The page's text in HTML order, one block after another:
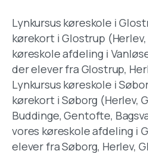
Lynkursus køreskole i
kørekort i Glostrup
køreskole afdeling i
der elever fra Glostrup,
Lynkursus køreskole i
kørekort i Søborg (Herlev,
Buddinge, Gentofte,
vores køreskole afdeling i
elever fra Søborg, Herlev,